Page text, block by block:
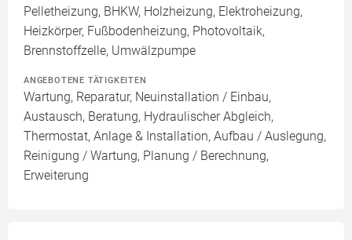
Pelletheizung, BHKW, Holzheizung, Elektroheizung,
Heizkörper, Fußbodenheizung, Photovoltaik,
Brennstoffzelle, Umwälzpumpe
ANGEBOTENE TÄTIGKEITEN
Wartung, Reparatur, Neuinstallation / Einbau,
Austausch, Beratung, Hydraulischer Abgleich,
Thermostat, Anlage & Installation, Aufbau / Auslegung,
Reinigung / Wartung, Planung / Berechnung,
Erweiterung